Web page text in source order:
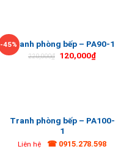
-45%Tranh phòng bếp – PA90-1
220,000₫ 120,000₫
Tranh phòng bếp – PA100-
1
Liên hệ ☎ 0915.278.598